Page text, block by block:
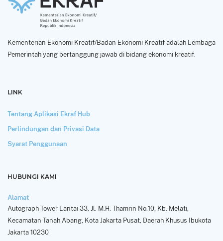
Kementerian Ekonomi Kreatif/Badan Ekonomi Kreatif adalah Lembaga
Pemerintah yang bertanggung jawab di bidang ekonomi kreatif.
LINK
Tentang Aplikasi Ekraf Hub
Perlindungan dan Privasi Data
Syarat Penggunaan
HUBUNGI KAMI
Alamat
Autograph Tower Lantai 33, Jl. M.H. Thamrin No.10, Kb. Melati,
Kecamatan Tanah Abang, Kota Jakarta Pusat, Daerah Khusus Ibukota
Jakarta 10230